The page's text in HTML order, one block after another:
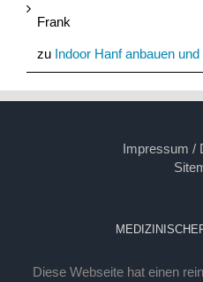
Frank
zu Indoor Hanf anbauen
Impressum /
Diese Webseite hat einen